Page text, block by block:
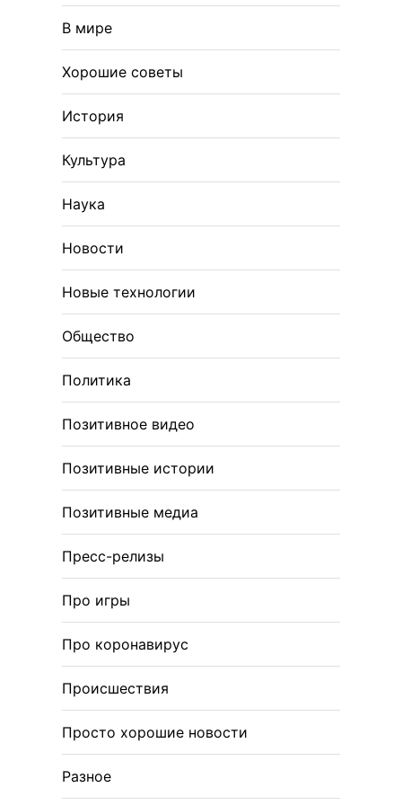
В мире
Хорошие советы
История
Культура
Наука
Новости
Новые технологии
Общество
Политика
Позитивное видео
Позитивные истории
Позитивные медиа
Пресс-релизы
Про игры
Про коронавирус
Происшествия
Просто хорошие новости
Разное